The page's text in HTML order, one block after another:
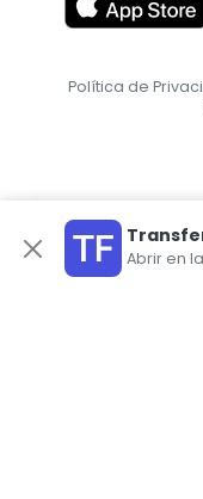
Abrir en
Política de